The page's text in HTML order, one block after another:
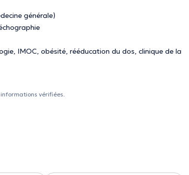
générale)
IMOC, obésité, rééducation du dos, clinique de la
vérifiées.